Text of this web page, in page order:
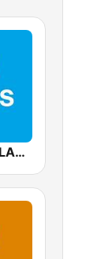
Mediacorp CLASS 95